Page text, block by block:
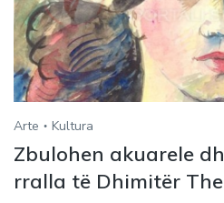
Arte Kultura
Zbulohen akuarele
rralla të Dhimitër